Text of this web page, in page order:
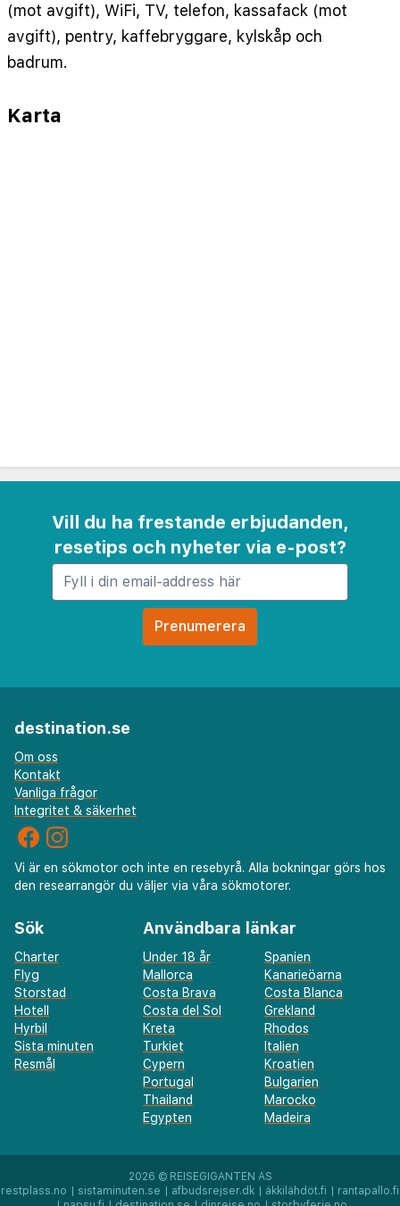
(mot avgift), WiFi, TV, telefon, kassafack (mot
avgift), pentry, kaffebryggare, kylskåp och
badrum.
Karta
Vill du ha frestande erbjudanden,
resetips och nyheter via e-post?
destination.se
Om oss
Kontakt
Vanliga frågor
Integritet & säkerhet
Vi är en sökmotor och inte en resebyrå. Alla bokningar görs hos
den researrangör du väljer via våra sökmotorer.
Sök
Charter
Flyg
Storstad
Hotell
Hyrbil
Sista minuten
Resmål
Användbara länkar
Under 18 år
Spanien
Mallorca
Kanarieöarna
Costa Brava
Costa Blanca
Costa del Sol
Grekland
Kreta
Rhodos
Turkiet
Italien
Cypern
Kroatien
Portugal
Bulgarien
Thailand
Marocko
Egypten
Madeira
2026 © REISEGIGANTEN AS
restplass.no
sistaminuten.se afbudsrejser.dk äkkilähdöt.fi
rantapallo.fi